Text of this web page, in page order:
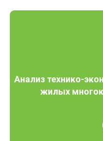
Анализ технико-
жилых